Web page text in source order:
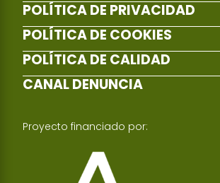
POLÍTICA DE PRIVACIDAD
POLÍTICA DE COOKIES
POLÍTICA DE CALIDAD
CANAL DENUNCIA
Proyecto financiado por: